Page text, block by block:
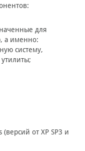
для
а именно:
систему,
(версий от XP SP3 и